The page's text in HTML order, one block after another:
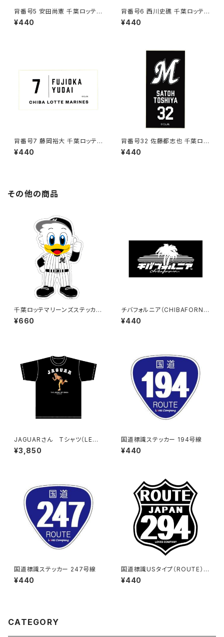
背番号5 安田尚憲 千葉ロッテマ
リーンズ 選手ステッカー（ブラッ
クB)
¥440
背番号6 西川史礁 千葉ロッテマ
リーンズ 選手ステッカー（ホワイ
トC)
¥440
背番号7 藤岡裕大 千葉ロッテマ
リーンズ 選手ステッカー（ホワイ
トC)
¥440
背番号32 佐藤都志也 千葉ロッ
テマリーンズ 選手ステッカー（ブ
ラックB)
¥440
その他の商品
千葉ロッテマリーンズステッカー
13（大）
¥660
チバフォルニア（CHIBAFORNI
A）ステッカーB（Black）
¥440
JAGUARさん Tシャツ（LEGE
ND-B）Black
¥3,850
国道標識ステッカー 194号線
¥440
国道標識ステッカー 247号線
¥440
国道標識USタイプ（ROUTE）ス
テッカー 294号線（ブラック）
¥440
CATEGORY